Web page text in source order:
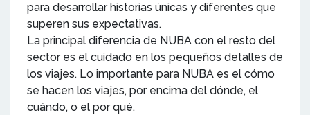
para desarrollar historias únicas y diferentes que
superen sus expectativas.
La principal diferencia de NUBA con el resto del
sector es el cuidado en los pequeños detalles de
los viajes. Lo importante para NUBA es el cómo
se hacen los viajes, por encima del dónde, el
cuándo, o el por qué.